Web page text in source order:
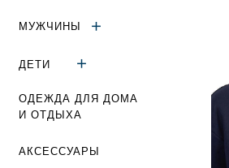
МУЖЧИНЫ
ОДЕЖДА ДЛЯ ДОМА
И ОТДЫХА
АКСЕССУАРЫ
ДЕТИ